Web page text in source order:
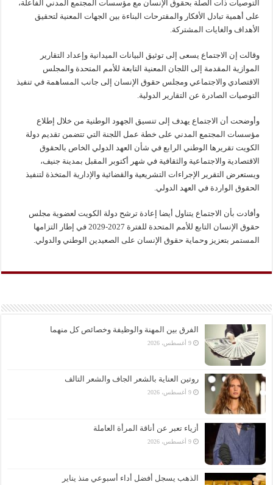
التوصيات ذات الصلة بحقوق الإنسان مع مؤسسات المجتمع المدني الفاعلة،
على أهمية تبادل الأفكار والمقترحات البناءة بين الجهات المعنية لتحقيق
الأهداف والغايات المشتركة.
وقالت إن الاجتماع يسعى إلى توثيق البيانات الميدانية وإعداد التقارير
الموازية المقدمة إلى اللجان المعنية التابعة للأمم المتحدة والمجلس
الاقتصادي والاجتماعي ومجلس حقوق الإنسان إلى جانب المساهمة في تنفيذ
التوصيات الصادرة عن التقارير الدولية.
وأوضحت أن الاجتماع يهدف إلى تنسيق الجهود الوطنية من خلال إطلاع
مؤسسات المجتمع المدني على خطة عمل اللجنة التي تتضمن تقديم دولة
الكويت تقريرها الوطني الرابع في شأن العهد الدولي الخاص بالحقوق
الاقتصادية والاجتماعية والثقافية في شهر أكتوبر المقبل بمدينة جنيف،
ويستعرض التقرير الإجراءات التشريعية والقضائية والإدارية المتخذة لتنفيذ
الحقوق الواردة في العهد الدولي.
وأفادت بأن الاجتماع يتناول أيضا إعادة ترشح دولة الكويت لعضوية مجلس
حقوق الإنسان التابع للأمم المتحدة للفترة 2027-2029 في إطار التزامها
المستمر بتعزيز وحماية حقوق الإنسان على الصعيدين الوطني والدولي.
الفرق بين المهنة والوظيفة وخصائص كل منهما
9 أغسطس، 2026
روتين العناية بالشعر الجاف والشعر التالف
9 أغسطس، 2026
أزياء تعبر عن أناقة المرأة العاملة
9 أغسطس، 2026
الذهب يسجل أفضل أداء أسبوعي منذ يناير